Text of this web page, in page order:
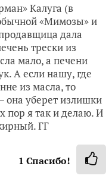
Калуга (в
«Мимозы» и
дала
трески из
мало, а печени
А если нашу, где
из масла, то
она уберет излишки
пор я так и делаю. И
ГГ
1 Спасибо!